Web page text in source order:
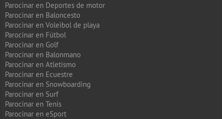
Parocinar en Deportes de motor
Parocinar en Baloncesto
Parocinar en Voleibol de playa
Parocinar en Fútbol
Parocinar en Golf
Parocinar en Balonmano
Parocinar en Atletismo
Parocinar en Ecuestre
Parocinar en Snowboarding
Parocinar en Surf
Parocinar en Tenis
Parocinar en eSport